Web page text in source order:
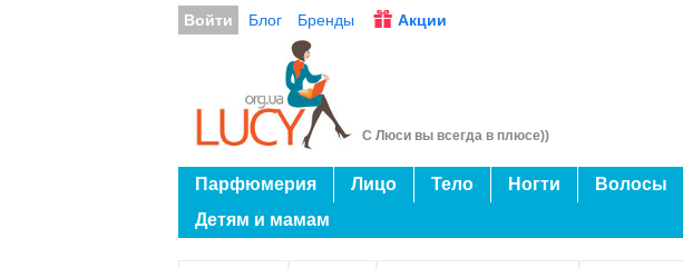
Войти Блог Бренды Акции
С Люси вы всегда в плюсе))
Парфюмерия Лицо Тело Ногти Волосы
Детям и мамам